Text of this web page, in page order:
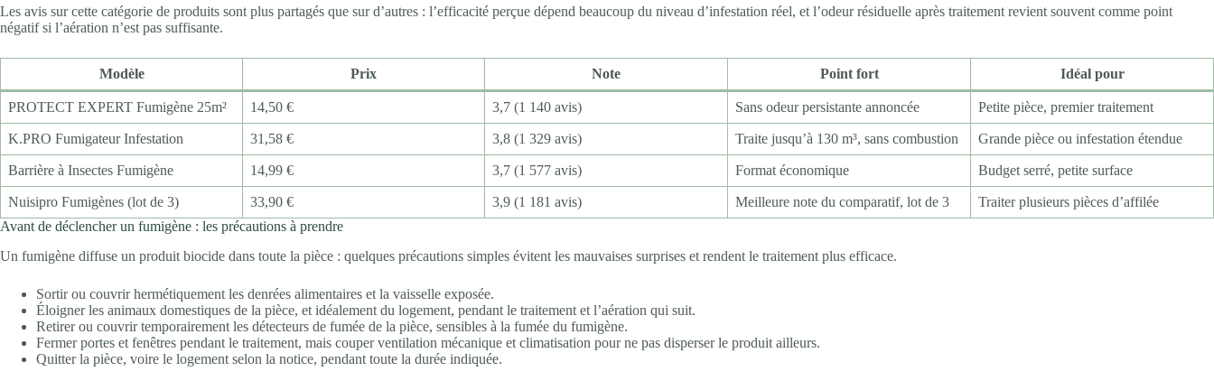
Les avis sur cette catégorie de produits sont plus partagés que sur d’autres : l’efficacité perçue dépend beaucoup du niveau d’infestation réel, et l’odeur résiduelle après traitement revient souvent comme point
négatif si l’aération n’est pas suffisante.
Modèle Prix Note Point fort Idéal pour
PROTECT EXPERT Fumigène 25m² 14,50 € 3,7 (1 140 avis) Sans odeur persistante annoncée Petite pièce, premier traitement
K.PRO Fumigateur Infestation 31,58 € 3,8 (1 329 avis) Traite jusqu’à 130 m³, sans combustion Grande pièce ou infestation étendue
Barrière à Insectes Fumigène 14,99 € 3,7 (1 577 avis) Format économique Budget serré, petite surface
Nuisipro Fumigènes (lot de 3) 33,90 € 3,9 (1 181 avis) Meilleure note du comparatif, lot de 3
Traiter plusieurs pièces d’affilée
Avant de déclencher un fumigène : les précautions à prendre
Un fumigène diffuse un produit biocide dans toute la pièce : quelques précautions simples évitent les mauvaises surprises et rendent le traitement plus efficace.
Sortir ou couvrir hermétiquement les denrées alimentaires et la vaisselle exposée.
Éloigner les animaux domestiques de la pièce, et idéalement du logement, pendant le traitement et l’aération qui suit.
Retirer ou couvrir temporairement les détecteurs de fumée de la pièce, sensibles à la fumée du fumigène.
Fermer portes et fenêtres pendant le traitement, mais couper ventilation mécanique et climatisation pour ne pas disperser le produit ailleurs.
Quitter la pièce, voire le logement selon la notice, pendant toute la durée indiquée.